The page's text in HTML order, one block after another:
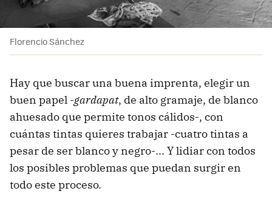
Florencio Sánchez
Hay que buscar una buena imprenta, elegir un
buen papel -gardapat, de alto gramaje, de blanco
ahuesado que permite tonos cálidos-, con
cuántas tintas quieres trabajar -cuatro tintas a
pesar de ser blanco y negro-... Y lidiar con todos
los posibles problemas que puedan surgir en
todo este proceso.